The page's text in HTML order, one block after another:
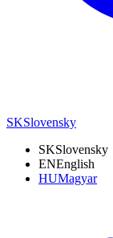
SKSlovensky
SKSlovensky
ENEnglish
HUMagyar